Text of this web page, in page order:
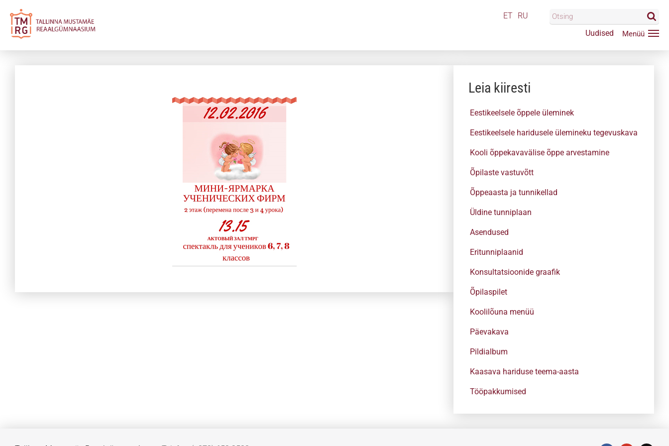
ET RU
Uudised
Leia kiiresti
Eestikeelsele õppele üleminek
Eestikeelsele haridusele ülemineku tegevuskava
Kooli õppekavavälise õppe arvestamine
Õpilaste vastuvõtt
Õppeaasta ja tunnikellad
Üldine tunniplaan
Asendused
Eritunniplaanid
Konsultatsioonide graafik
Õpilaspilet
Koolilõuna menüü
Päevakava
Pildialbum
Kaasava hariduse teema-aasta
Tööpakkumised